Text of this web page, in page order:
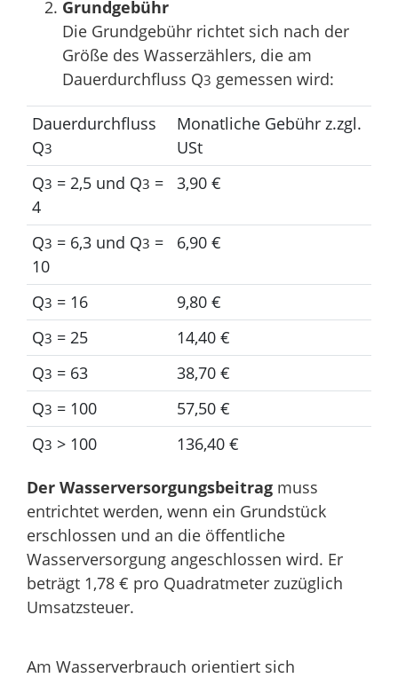
Grundgebühr
Die Grundgebühr richtet sich nach der
Größe des Wasserzählers, die am
Dauerdurchfluss Q3 gemessen wird:
Dauerdurchfluss
Q3
Monatliche Gebühr z.zgl.
USt
Q3 = 2,5 und Q3 =
4
3,90 €
Q3 = 6,3 und Q3 =
10
6,90 €
Q3 = 16
9,80 €
Q3 = 25
14,40 €
Q3 = 63
38,70 €
Q3 = 100
57,50 €
Q3 > 100 136,40 €
Der Wasserversorgungsbeitrag muss
entrichtet werden, wenn ein Grundstück
erschlossen und an die öffentliche
Wasserversorgung angeschlossen wird. Er
beträgt 1,78 € pro Quadratmeter zuzüglich
Umsatzsteuer.
Am Wasserverbrauch orientiert sich